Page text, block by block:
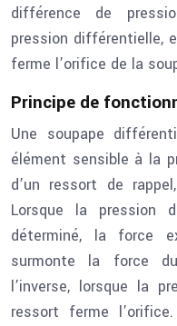
différence de
pression différentielle,
ferme l’orifice de la
Principe de
Une soupape
élément sensible à la
d’un ressort de
Lorsque la pression
déterminé, la force
surmonte la force
l’inverse, lorsque la
ressort ferme